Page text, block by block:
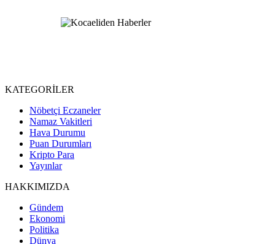
KATEGORİLER
Nöbetçi Eczaneler
Namaz Vakitleri
Hava Durumu
Puan Durumları
Kripto Para
Yayınlar
HAKKIMIZDA
Gündem
Ekonomi
Politika
Dünya